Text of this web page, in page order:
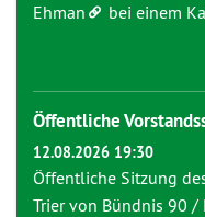
Ehman
bei einem
Öffentliche
12.08.2026 19:30
Öffentliche Sitzung
Trier von Bündnis 90 /